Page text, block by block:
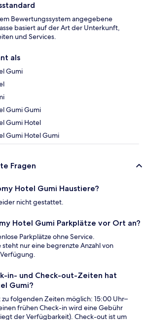
Bewertungssystem angegebene
basiert auf der Art der Unterkunft,
und Services.
als
Gumi
Gumi Gumi
Gumi Hotel
Gumi Hotel Gumi
Fragen
Hotel Gumi Haustiere?
nicht gestattet.
Hotel Gumi Parkplätze vor Ort an?
Parkplätze ohne Service.
nur eine begrenzte Anzahl von
in- und Check-out-Zeiten hat
Gumi?
zu folgenden Zeiten möglich: 15:00 Uhr–
frühen Check-in wird eine Gebühr
der Verfügbarkeit). Check-out ist um